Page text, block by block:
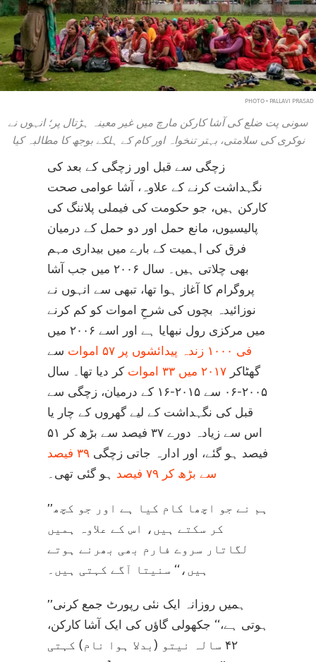
PHOTO • PALLAVI PRASAD
سونی پت ضلع کی آشا کارکن مارچ میں غیر معینہ ہڑتال پر؛ انہوں نے
نوکری کی سلامتی، بہتر تنخواہ اور کام کے ہلکے بوجھ کا مطالبہ کیا
زچگی سے قبل اور زچگی کے بعد کی
نگہداشت کرنے کے علاوہ، آشا عوامی صحت
کارکن ہیں، جو حکومت کی فیملی پلاننگ کی
پالیسیوں، مانع حمل اور دو حمل کے درمیان
فرق کی اہمیت کے بارے میں بیداری مہم
بھی چلاتی ہیں۔ سال ۲۰۰۶ میں جب آشا
پروگرام کا آغاز ہوا تھا، تبھی سے انہوں نے
نوزائیدہ بچوں کی شرحِ اموات کو کم کرنے
میں مرکزی رول نبھایا ہے اور اسے ۲۰۰۶ میں
فی ۱۰۰۰ زندہ پیدائشوں پر ۵۷ اموات
سے
گھٹاکر ۲۰۱۷ میں ۳۳ اموات
کر دیا تھا۔ سال
۲۰۰۵-۰۶ سے ۲۰۱۵-۱۶ کے درمیان، زچگی سے
قبل کی نگہداشت کے لیے گھروں کے چار یا
اس سے زیادہ دورے ۳۷ فیصد سے بڑھ کر ۵۱
فیصد ہو گئے، اور ادارہ جاتی زچگی
۳۹ فیصد
سے بڑھ کر ۷۹ فیصد
ہو گئی تھی۔
’’ہم نے جو اچھا کام کیا ہے اور جو کچھ
کر سکتے ہیں، اس کے علاوہ ہمیں
لگاتار سروے فارم بھی بھرنے ہوتے
ہیں،‘‘ سنیتا آگے کہتی ہیں۔
’’ہمیں روزانہ ایک نئی رپورٹ جمع کرنی
ہوتی ہے،‘‘ جکھولی گاؤں کی ایک آشا کارکن،
۴۲ سالہ نیتو (بدلا ہوا نام) کہتی